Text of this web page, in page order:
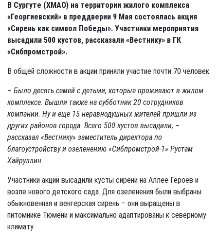
В Сургуте (ХМАО) на территории жилого комплекса
«Георгиевский» в преддверии 9 Мая состоялась акция
«Сирень как символ Победы». Участники мероприятия
высадили 500 кустов, рассказали «Вестнику» в ГК
«Сибпромстрой».
В общей сложности в акции приняли участие почти 70 человек.
– Было десять семей с детьми, которые проживают в жилом
комплексе. Вышли также на субботник 20 сотрудников
компании. Ну и еще 15 неравнодушных жителей пришли из
других районов города. Всего 500 кустов высадили, –
рассказал «Вестнику» заместитель директора по
благоустройству и озеленению «Сибпромстрой-1» Рустам
Хайруллин.
Участники акции высадили кусты сирени на Аллее Героев и
возле нового детского сада. Для озеленения были выбраны
обыкновенная и венгерская сирень – они выращены в
питомнике Тюмени и максимально адаптированы к северному
климату.